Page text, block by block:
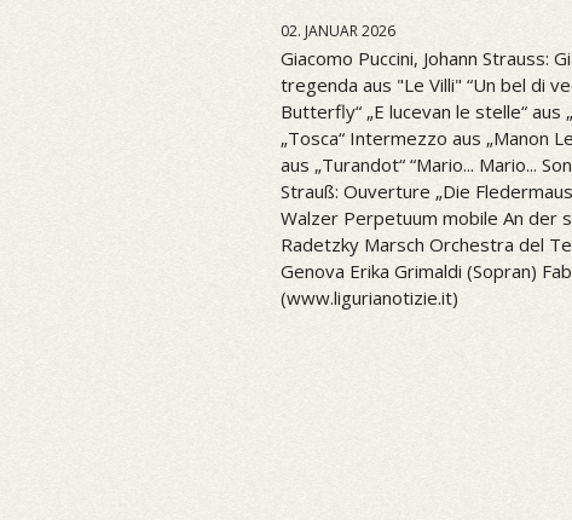
02. JANUAR 2026
Giacomo Puccini, Johann Strauss:
tregenda aus "Le Villi" “Un bel di
Butterfly“ „E lucevan le stelle“ aus
„Tosca“ Intermezzo aus „Manon
aus „Turandot“ “Mario... Mario...
Strauß: Ouverture „Die
Walzer Perpetuum mobile An der
Radetzky Marsch Orchestra del
Genova Erika Grimaldi (Sopran)
(www.ligurianotizie.it)